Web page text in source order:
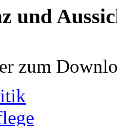
und
zum